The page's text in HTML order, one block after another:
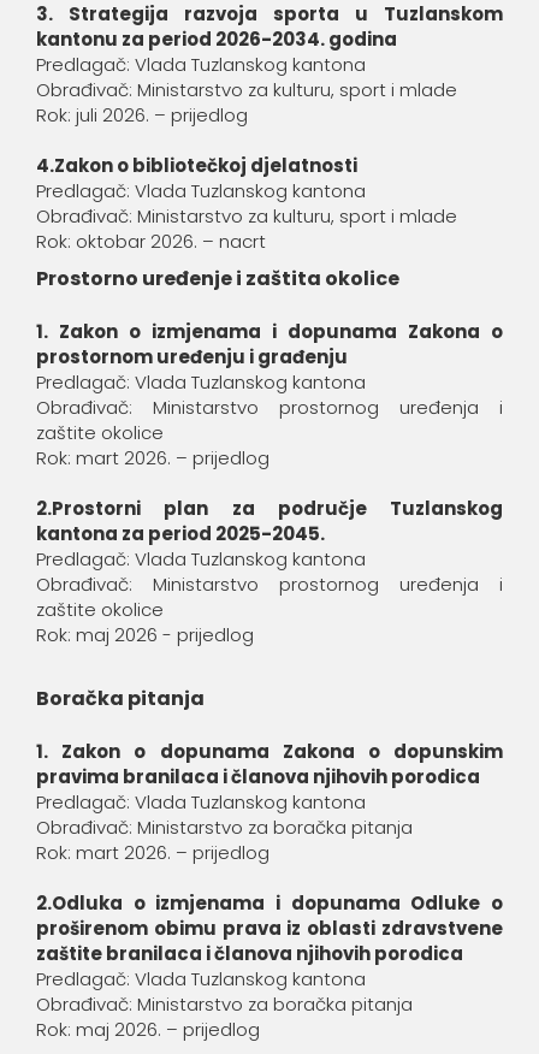
3. Strategija razvoja sporta u Tuzlanskom
kantonu za period 2026-2034. godina
Predlagač: Vlada Tuzlanskog kantona
Obrađivač: Ministarstvo za kulturu, sport i mlade
Rok: juli 2026. – prijedlog
4.Zakon o bibliotečkoj djelatnosti
Predlagač: Vlada Tuzlanskog kantona
Obrađivač: Ministarstvo za kulturu, sport i mlade
Rok: oktobar 2026. – nacrt
Prostorno uređenje i zaštita okolice
1. Zakon o izmjenama i dopunama Zakona o
prostornom uređenju i građenju
Predlagač: Vlada Tuzlanskog kantona
Obrađivač: Ministarstvo prostornog uređenja i
zaštite okolice
Rok: mart 2026. – prijedlog
2.Prostorni plan za područje Tuzlanskog
kantona za period 2025-2045.
Predlagač: Vlada Tuzlanskog kantona
Obrađivač: Ministarstvo prostornog uređenja i
zaštite okolice
Rok: maj 2026 - prijedlog
Boračka pitanja
1. Zakon o dopunama Zakona o dopunskim
pravima branilaca i članova njihovih porodica
Predlagač: Vlada Tuzlanskog kantona
Obrađivač: Ministarstvo za boračka pitanja
Rok: mart 2026. – prijedlog
2.Odluka o izmjenama i dopunama Odluke o
proširenom obimu prava iz oblasti zdravstvene
zaštite branilaca i članova njihovih porodica
Predlagač: Vlada Tuzlanskog kantona
Obrađivač: Ministarstvo za boračka pitanja
Rok: maj 2026. – prijedlog